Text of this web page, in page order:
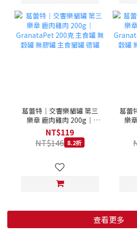
葛蕾特｜交響樂貓罐 第三
樂章 鹿肉雞肉 200g｜
GranataPet 200克 主食罐
無穀罐 無膠罐 主食貓罐 德
罐
NT$119
NT$146 8.2折
葛蕾
樂
無穀
查看更多